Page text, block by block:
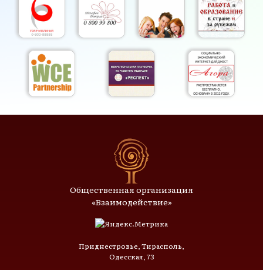
Общественная организация
«Взаимодействие»
Приднестровье, Тирасполь,
Одесская, 73